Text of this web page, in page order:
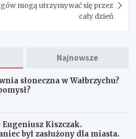
mogą utrzymywać się przez
cały dzień
Najnowsze
słoneczna w Wałbrzychu?
Eugeniusz Kiszczak.
był zasłużony dla miasta.